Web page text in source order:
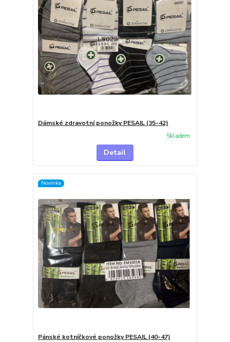
Dámské zdravotní ponožky PESAIL (35-42)
Skladem
Detail
Novinka
Pánské kotníčkové ponožky PESAIL (40-47)